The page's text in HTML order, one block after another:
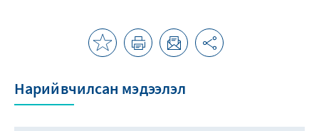
Нарийвчилсан мэдээлэл